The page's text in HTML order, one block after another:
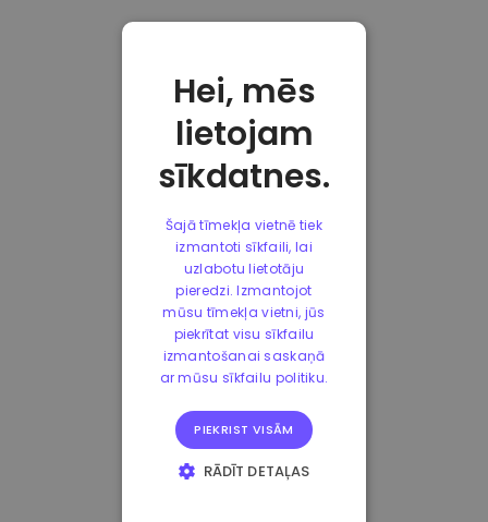
Hei, mēs
lietojam
sīkdatnes.
Šajā tīmekļa vietnē tiek
izmantoti sīkfaili, lai
uzlabotu lietotāju
pieredzi. Izmantojot
mūsu tīmekļa vietni, jūs
piekrītat visu sīkfailu
izmantošanai saskaņā
ar mūsu sīkfailu politiku.
PIEKRIST VISĀM
RĀDĪT DETAĻAS